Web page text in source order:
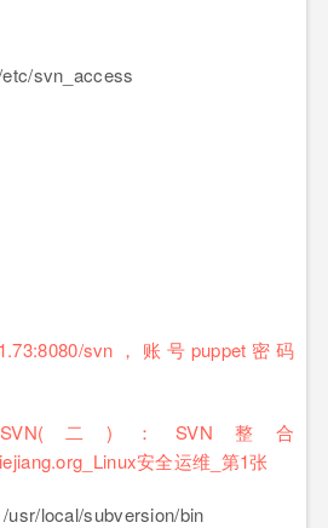
svn_access
svn，账号puppet密码
usr/local/subversion/bin